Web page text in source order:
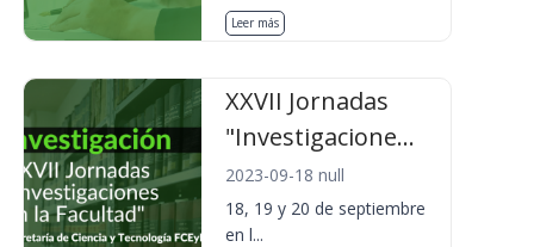
Leer más
XXVII Jornadas
"Investigacione...
2023-09-18 null
18, 19 y 20 de septiembre
en l...